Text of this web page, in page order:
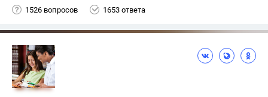
1526 вопросов 1653 ответа